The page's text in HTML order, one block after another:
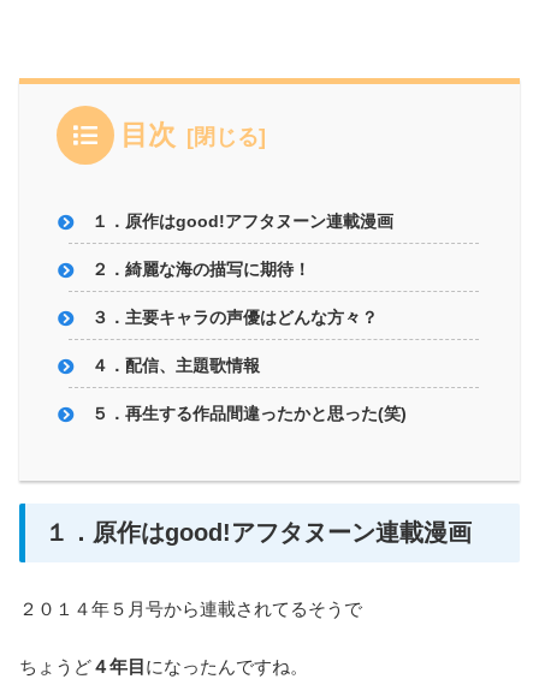
目次
１．原作はgood!アフタヌーン連載漫画
２．綺麗な海の描写に期待！
３．主要キャラの声優はどんな方々？
４．配信、主題歌情報
５．再生する作品間違ったかと思った(笑)
１．原作はgood!アフタヌーン連載漫画
２０１４年５月号から連載されてるそうで
ちょうど４年目 になったんですね。